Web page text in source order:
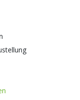
- 4000 Lumen Taktische LED
Keramik Glasbrecher -
FR-3 Führungshilfe